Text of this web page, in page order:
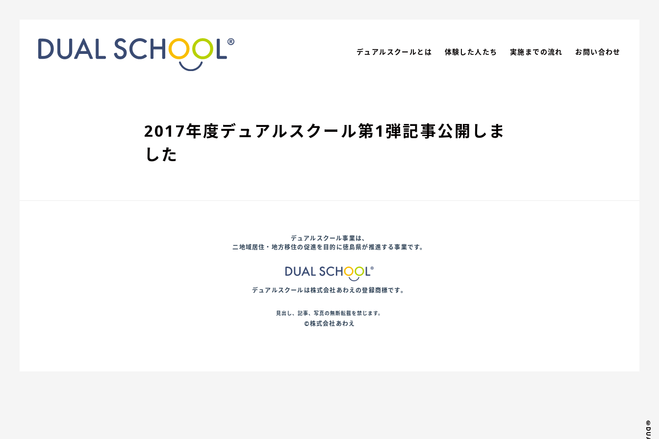
デュアルスクールとは 体験した人たち 実施までの流れ お問い合わせ
2017年度デュアルスクール第1弾記事公開しま
した
デュアルスクール事業は、
二地域居住・地方移住の促進を目的に徳島県が推進する事業です。
デュアルスクールは株式会社あわえの登録商標です。
見出し、記事、写真の無断転載を禁じます。
©株式会社あわえ